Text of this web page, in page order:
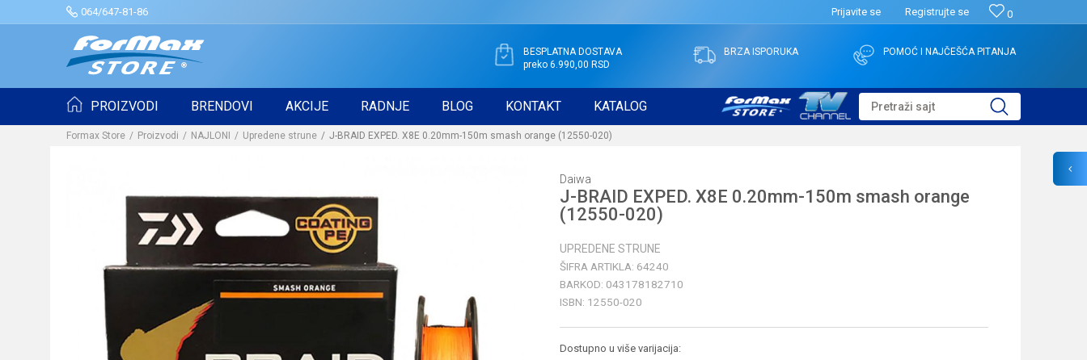
064/647-81-86 0
Prijavite se Registrujte se
BESPLATNA DOSTAVA
preko 6.990,00 RSD
BRZA ISPORUKA POMOĆ I NAJČEŠĆA PITANJA
PROIZVODI BRENDOVI AKCIJE RADNJE BLOG KONTAKT KATALOG Pretraži sajt
Formax Store Proizvodi NAJLONI Upredene strune J-BRAID EXPED. X8E 0.20mm-150m smash orange (12550-020)
Daiwa
J-BRAID EXPED. X8E 0.20mm-150m smash orange
(12550-020)
UPREDENE STRUNE
ŠIFRA ARTIKLA: 64240
BARKOD: 043178182710
ISBN: 12550-020
Dostupno u više varijacija: